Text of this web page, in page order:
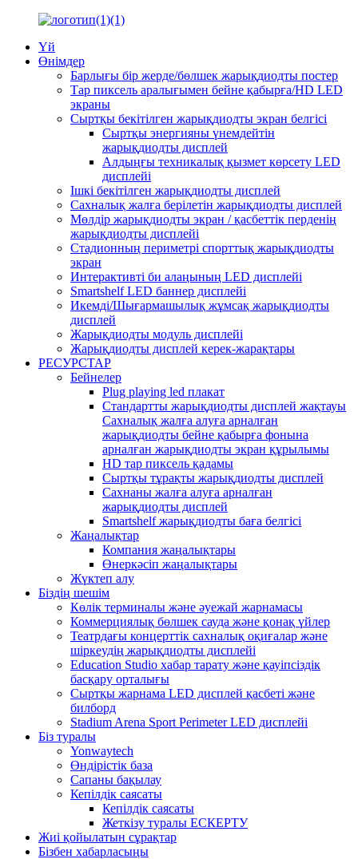
Үй
Өнімдер
Барлығы бір жерде/бөлшек жарықдиодты постер
Тар пиксель аралығымен бейне қабырға/HD LED
экраны
Сыртқы бекітілген жарықдиодты экран белгісі
Сыртқы энергияны үнемдейтін
жарықдиодты дисплей
Алдыңғы техникалық қызмет көрсету LED
дисплейі
Ішкі бекітілген жарықдиодты дисплей
Сахналық жалға берілетін жарықдиодты дисплей
Мөлдір жарықдиодты экран / қасбеттік перденің
жарықдиодты дисплейі
Стадионның периметрі спорттық жарықдиодты
экран
Интерактивті би алаңының LED дисплейі
Smartshelf LED баннер дисплейі
Икемді/Шығармашылық жұмсақ жарықдиодты
дисплей
Жарықдиодты модуль дисплейі
Жарықдиодты дисплей керек-жарақтары
РЕСУРСТАР
Бейнелер
Plug playing led плакат
Стандартты жарықдиодты дисплей жақтауы
Сахналық жалға алуға арналған
жарықдиодты бейне қабырға фонына
арналған жарықдиодты экран құрылымы
HD тар пиксель қадамы
Сыртқы тұрақты жарықдиодты дисплей
Сахнаны жалға алуға арналған
жарықдиодты дисплей
Smartshelf жарықдиодты баға белгісі
Жаңалықтар
Компания жаңалықтары
Өнеркәсіп жаңалықтары
Жүктеп алу
Біздің шешім
Көлік терминалы және әуежай жарнамасы
Коммерциялық бөлшек сауда және қонақ үйлер
Театрдағы концерттік сахналық оқиғалар және
шіркеудің жарықдиодты дисплейі
Education Studio хабар тарату және қауіпсіздік
басқару орталығы
Сыртқы жарнама LED дисплей қасбеті және
билборд
Stadium Arena Sport Perimeter LED дисплейі
Біз туралы
Yonwaytech
Өндірістік база
Сапаны бақылау
Кепілдік саясаты
Кепілдік саясаты
Жеткізу туралы ЕСКЕРТУ
Жиі қойылатын сұрақтар
Бізбен хабарласыңы